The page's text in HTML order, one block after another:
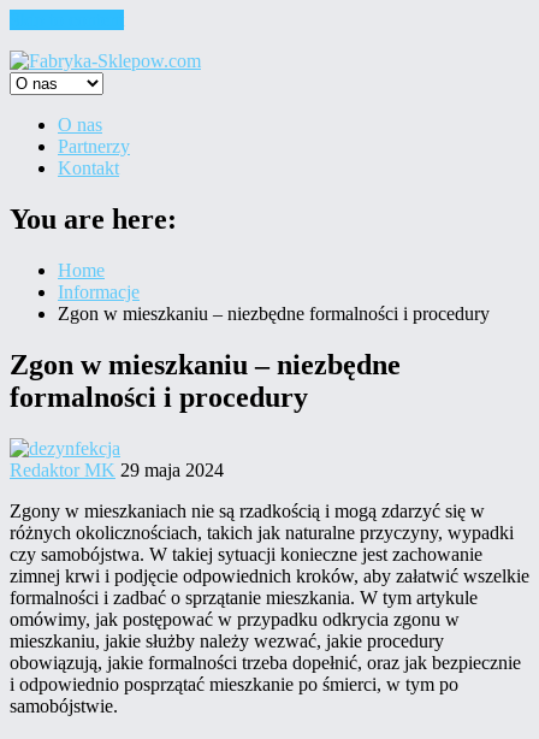
O nas
Partnerzy
Kontakt
You are here:
Home
Informacje
Zgon w mieszkaniu – niezbędne formalności i procedury
Zgon w mieszkaniu – niezbędne
formalności i procedury
Redaktor MK 29 maja 2024
Zgony w mieszkaniach nie są rzadkością i mogą zdarzyć się w
różnych okolicznościach, takich jak naturalne przyczyny, wypadki
czy samobójstwa. W takiej sytuacji konieczne jest zachowanie
zimnej krwi i podjęcie odpowiednich kroków, aby załatwić wszelkie
formalności i zadbać o sprzątanie mieszkania. W tym artykule
omówimy, jak postępować w przypadku odkrycia zgonu w
mieszkaniu, jakie służby należy wezwać, jakie procedury
obowiązują, jakie formalności trzeba dopełnić, oraz jak bezpiecznie
i odpowiednio posprzątać mieszkanie po śmierci, w tym po
samobójstwie.